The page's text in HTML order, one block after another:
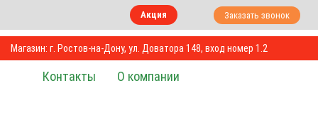
Акция Заказать звонок
Магазин: г. Ростов-на-Дону, ул. Доватора 148, вход номер 1.2
Контакты О компании